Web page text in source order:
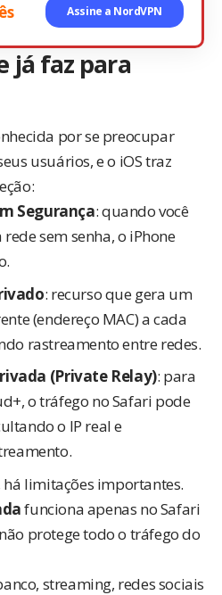
Assine a NordVPN
já faz para
por se preocupar
usuários, e o iOS traz
Segurança: quando você
sem senha, o iPhone
: recurso que gera um
(endereço MAC) a cada
rastreamento entre redes.
(Private Relay): para
o tráfego no Safari pode
o IP real e
há limitações importantes.
funciona apenas no Safari
protege todo o tráfego do
streaming, redes sociais